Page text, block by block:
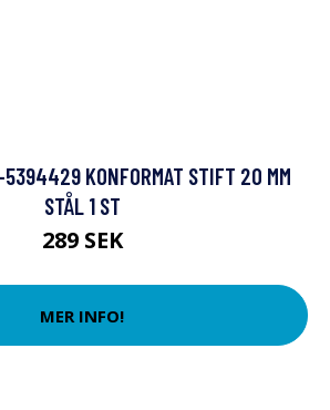
5394429 KONFORMAT STIFT 20 MM
STÅL 1 ST
289 SEK
MER INFO!